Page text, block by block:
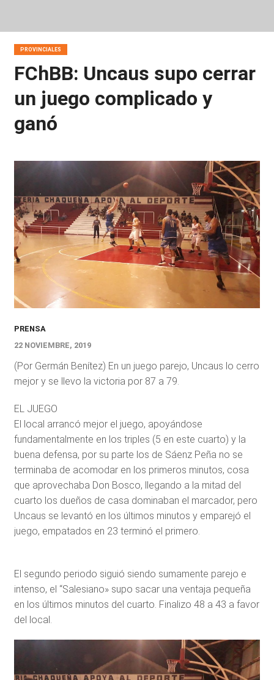
PROVINCIALES
FChBB: Uncaus supo cerrar
un juego complicado y
ganó
PRENSA
22 NOVIEMBRE, 2019
(Por Germán Benítez) En un juego parejo, Uncaus lo cerro
mejor y se llevo la victoria por 87 a 79.
EL JUEGO
El local arrancó mejor el juego, apoyándose
fundamentalmente en los triples (5 en este cuarto) y la
buena defensa, por su parte los de Sáenz Peña no se
terminaba de acomodar en los primeros minutos, cosa
que aprovechaba Don Bosco, llegando a la mitad del
cuarto los dueños de casa dominaban el marcador, pero
Uncaus se levantó en los últimos minutos y emparejó el
juego, empatados en 23 terminó el primero.
El segundo periodo siguió siendo sumamente parejo e
intenso, el “Salesiano» supo sacar una ventaja pequeña
en los últimos minutos del cuarto. Finalizo 48 a 43 a favor
del local.